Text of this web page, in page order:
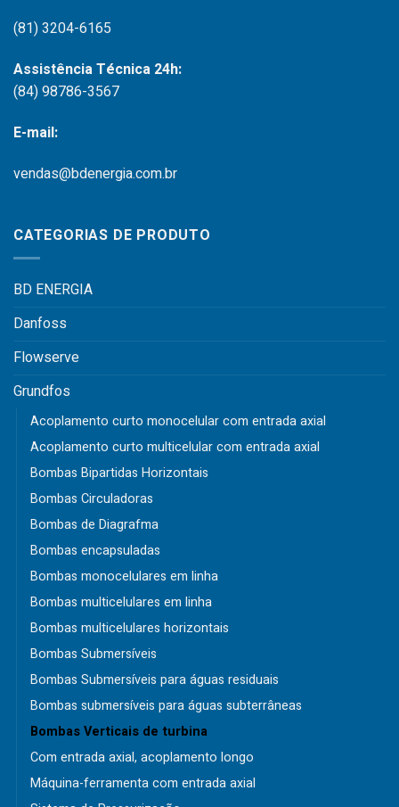
(81) 3204-6165
Assistência Técnica 24h:
(84) 98786-3567
E-mail:
vendas@bdenergia.com.br
CATEGORIAS DE PRODUTO
BD ENERGIA
Danfoss
Flowserve
Grundfos
Acoplamento curto monocelular com entrada axial
Acoplamento curto multicelular com entrada axial
Bombas Bipartidas Horizontais
Bombas Circuladoras
Bombas de Diagrafma
Bombas encapsuladas
Bombas monocelulares em linha
Bombas multicelulares em linha
Bombas multicelulares horizontais
Bombas Submersíveis
Bombas Submersíveis para águas residuais
Bombas submersíveis para águas subterrâneas
Bombas Verticais de turbina
Com entrada axial, acoplamento longo
Máquina-ferramenta com entrada axial